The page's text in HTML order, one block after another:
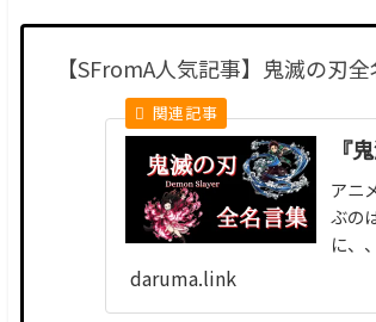
【SFromA人気記事】鬼滅の刃
『
アニ
ぶの
に、
daruma.link